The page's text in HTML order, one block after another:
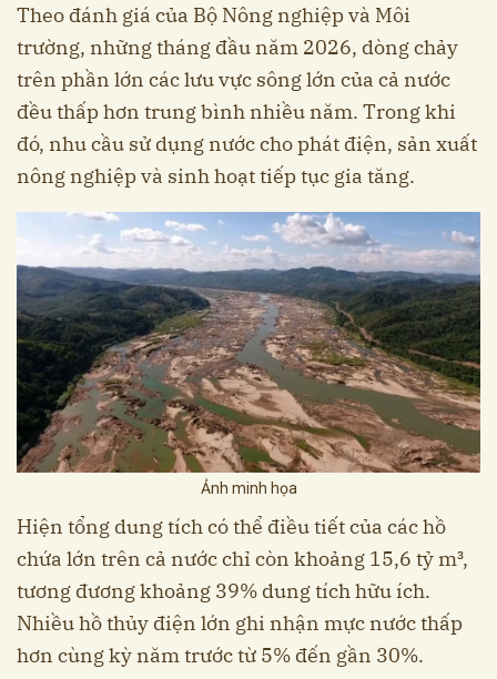
Theo đánh giá của Bộ Nông nghiệp và Môi
trường, những tháng đầu năm 2026, dòng chảy
trên phần lớn các lưu vực sông lớn của cả nước
đều thấp hơn trung bình nhiều năm. Trong khi
đó, nhu cầu sử dụng nước cho phát điện, sản xuất
nông nghiệp và sinh hoạt tiếp tục gia tăng.
Ảnh minh họa
Hiện tổng dung tích có thể điều tiết của các hồ
chứa lớn trên cả nước chỉ còn khoảng 15,6 tỷ m³,
tương đương khoảng 39% dung tích hữu ích.
Nhiều hồ thủy điện lớn ghi nhận mực nước thấp
hơn cùng kỳ năm trước từ 5% đến gần 30%.